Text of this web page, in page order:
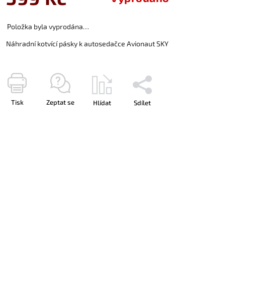
Položka byla vyprodána…
Náhradní kotvící pásky k autosedačce Avionaut SKY
Tisk Zeptat se Hlídat Sdílet